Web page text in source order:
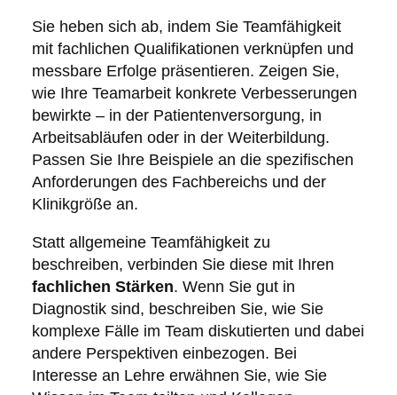
Sie heben sich ab, indem Sie Teamfähigkeit
mit fachlichen Qualifikationen verknüpfen und
messbare Erfolge präsentieren. Zeigen Sie,
wie Ihre Teamarbeit konkrete Verbesserungen
bewirkte – in der Patientenversorgung, in
Arbeitsabläufen oder in der Weiterbildung.
Passen Sie Ihre Beispiele an die spezifischen
Anforderungen des Fachbereichs und der
Klinikgröße an.
Statt allgemeine Teamfähigkeit zu
beschreiben, verbinden Sie diese mit Ihren
fachlichen Stärken. Wenn Sie gut in
Diagnostik sind, beschreiben Sie, wie Sie
komplexe Fälle im Team diskutierten und dabei
andere Perspektiven einbezogen. Bei
Interesse an Lehre erwähnen Sie, wie Sie